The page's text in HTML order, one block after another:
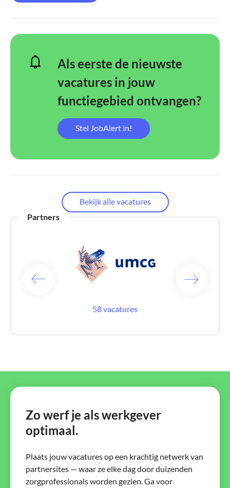
Als eerste de nieuwste
vacatures in jouw
functiegebied ontvangen?
Stel JobAlert in!
Bekijk alle vacatures
Partners
58 vacatures
Zo werf je als werkgever
optimaal.
Plaats jouw vacatures op een krachtig netwerk van
partnersites — waar ze elke dag door duizenden
zorgprofessionals worden gezien. Ga voor